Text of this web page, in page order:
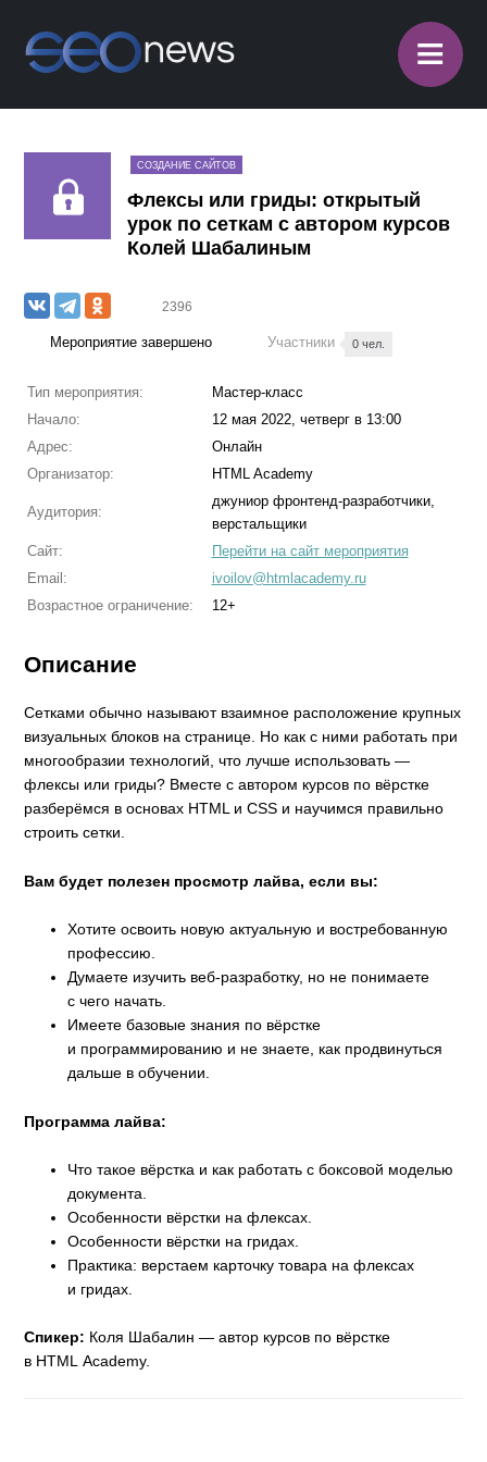
≡
СОЗДАНИЕ САЙТОВ
Флексы или гриды: открытый
урок по сеткам с автором курсов
Колей Шабалиным
2396
Мероприятие завершено Участники 0 чел.
Тип мероприятия:
Мастер-класс
Начало:
12 мая 2022, четверг в 13:00
Адрес:
Онлайн
Организатор:
HTML Academy
Аудитория:
джуниор фронтенд-разработчики,
верстальщики
Сайт:
Перейти на сайт мероприятия
Email:
ivoilov@htmlacademy.ru
Возрастное ограничение:
12+
Описание
Сетками обычно называют взаимное расположение крупных
визуальных блоков на странице. Но как с ними работать при
многообразии технологий, что лучше использовать —
флексы или гриды? Вместе с автором курсов по вёрстке
разберёмся в основах HTML и CSS и научимся правильно
строить сетки.
Вам будет полезен просмотр лайва, если вы:
Хотите освоить новую актуальную и востребованную
профессию.
Думаете изучить веб-разработку, но не понимаете
с чего начать.
Имеете базовые знания по вёрстке
и программированию и не знаете, как продвинуться
дальше в обучении.
Программа лайва:
Что такое вёрстка и как работать с боксовой моделью
документа.
Особенности вёрстки на флексах.
Особенности вёрстки на гридах.
Практика: верстаем карточку товара на флексах
и гридах.
Спикер: Коля Шабалин — автор курсов по вёрстке
в HTML Academy.